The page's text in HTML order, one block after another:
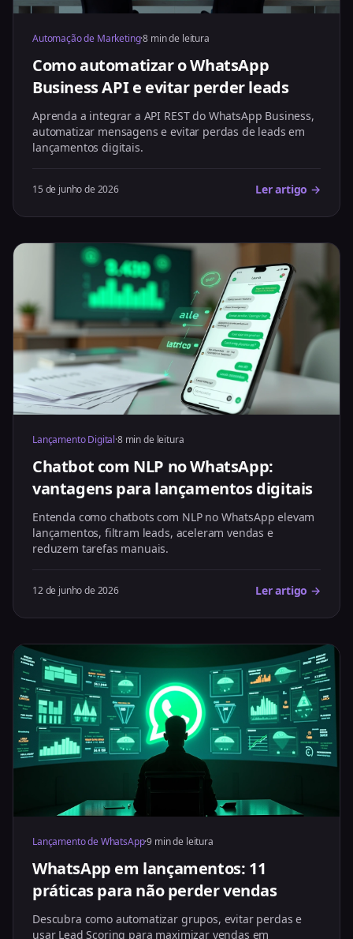
Automação de Marketing·8 min de leitura
Como automatizar o WhatsApp
Business API e evitar perder leads
Aprenda a integrar a API REST do WhatsApp Business,
automatizar mensagens e evitar perdas de leads em
lançamentos digitais.
15 de junho de 2026 Ler artigo →
Lançamento Digital·8 min de leitura
Chatbot com NLP no WhatsApp:
vantagens para lançamentos digitais
Entenda como chatbots com NLP no WhatsApp elevam
lançamentos, filtram leads, aceleram vendas e
reduzem tarefas manuais.
12 de junho de 2026 Ler artigo →
Lançamento de WhatsApp·9 min de leitura
WhatsApp em lançamentos: 11
práticas para não perder vendas
Descubra como automatizar grupos, evitar perdas e
usar Lead Scoring para maximizar vendas em